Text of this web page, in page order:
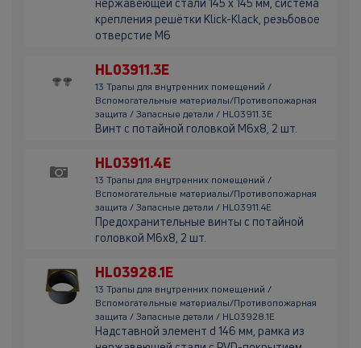
нержавеющей стали 145 х 145 мм, система
крепления решётки Klick-Klack, резьбовое
отверстие М6
HL03911.3E
13 Трапы для внутренних помещений /
Вспомогательные материалы/Противопожарная
защита / Запасные детали / HL03911.3E
Винт с потайной головкой М6х8, 2 шт.
HL03911.4E
13 Трапы для внутренних помещений /
Вспомогательные материалы/Противопожарная
защита / Запасные детали / HL03911.4E
Предохранительные винты с потайной
головкой М6х8, 2 шт.
HL03928.1E
13 Трапы для внутренних помещений /
Вспомогательные материалы/Противопожарная
защита / Запасные детали / HL03928.1E
Надставной элемент d 146 мм, рамка из